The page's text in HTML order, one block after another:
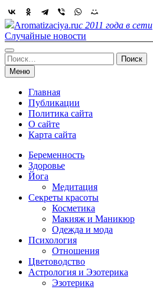
Skip
to
content
Aromatizaciya.ruс 2011 года в сети
Случайные новости
Найти:
Меню
Главная
Публикации
Политика сайта
О сайте
Карта сайта
Беременность
Здоровье
Йога
Медитация
Секреты красоты
Косметика
Макияж и Маникюр
Одежда и мода
Психология
Отношения
Цветоводство
Астрология и Эзотерика
Эзотерика